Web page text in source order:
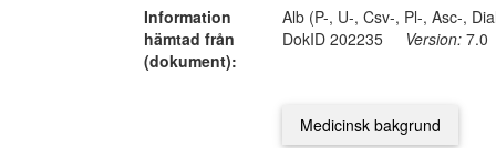
Information
hämtad från
(dokument):
Alb (P-, U-, Csv-, Pl-, Asc-,
DokID 202235 Version: 7.0